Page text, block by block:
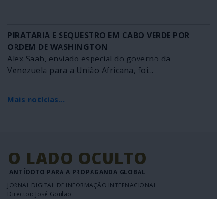
PIRATARIA E SEQUESTRO EM CABO VERDE POR
ORDEM DE WASHINGTON
Alex Saab, enviado especial do governo da
Venezuela para a União Africana, foi...
Mais notícias...
O LADO OCULTO
ANTÍDOTO PARA A PROPAGANDA GLOBAL
JORNAL DIGITAL DE INFORMAÇÃO INTERNACIONAL
Director: José Goulão